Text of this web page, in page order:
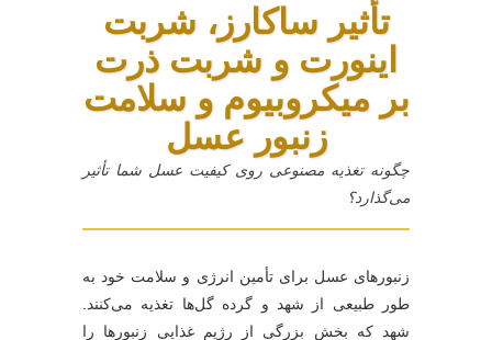
تأثیر ساکارز، شربت
اینورت و شربت ذرت
بر میکروبیوم و سلامت
زنبور عسل
چگونه تغذیه مصنوعی روی کیفیت عسل شما تأثیر
می‌گذارد؟
زنبورهای عسل برای تأمین انرژی و سلامت خود به
طور طبیعی از شهد و گرده گل‌ها تغذیه می‌کنند.
شهد که بخش بزرگی از رژیم غذایی زنبورها را